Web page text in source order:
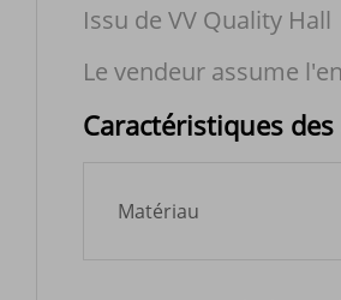
Issu de VV Quality Hall
Le vendeur assume
Caractéristiques
Matériau